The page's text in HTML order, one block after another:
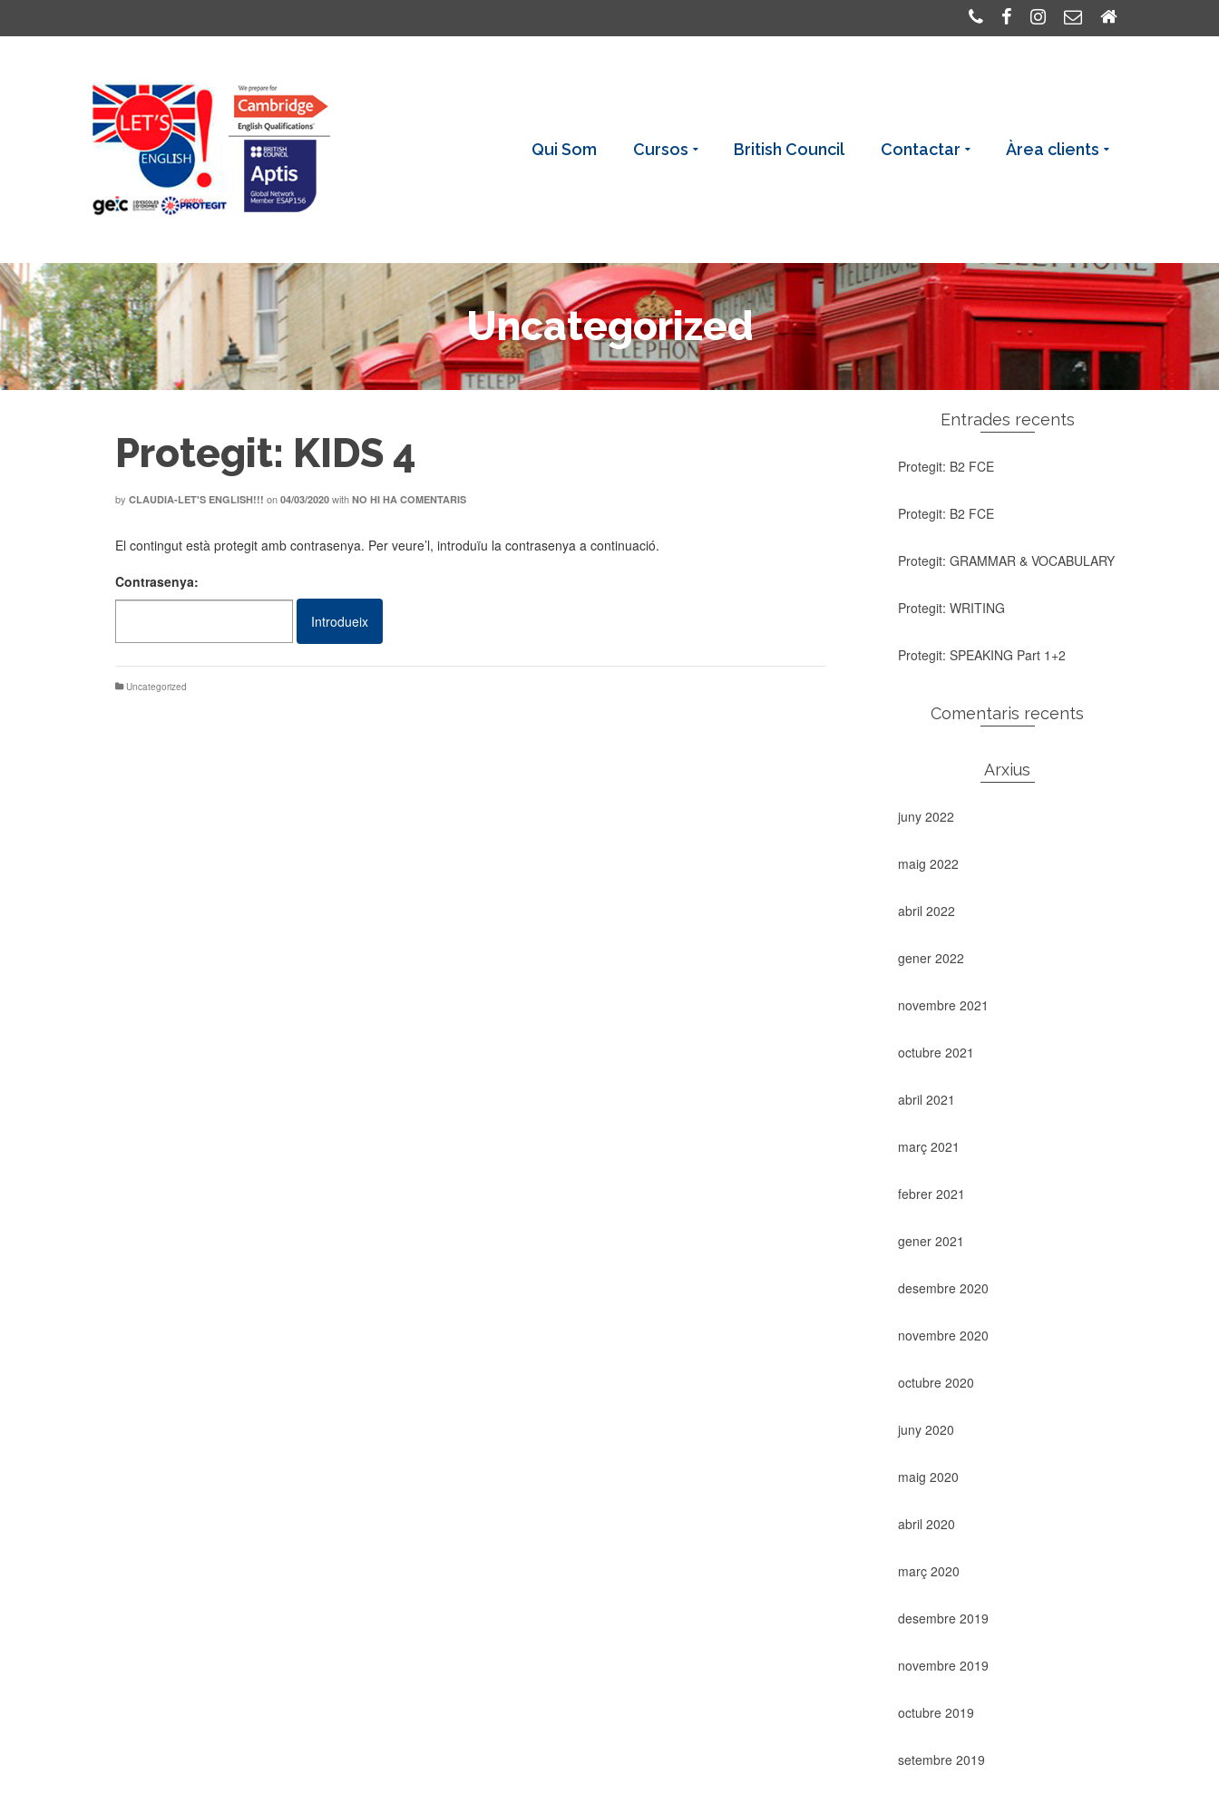
Qui Som Cursos British Council Contactar Àrea clients
Uncategorized
Protegit: KIDS 4
by CLAUDIA-LET'S ENGLISH!!! on 04/03/2020 with NO HI HA COMENTARIS
El contingut està protegit amb contrasenya. Per veure’l, introduïu la contrasenya a continuació.
Contrasenya:
Uncategorized
Entrades recents
Protegit: B2 FCE
Protegit: B2 FCE
Protegit: GRAMMAR & VOCABULARY
Protegit: WRITING
Protegit: SPEAKING Part 1+2
Comentaris recents
Arxius
juny 2022
maig 2022
abril 2022
gener 2022
novembre 2021
octubre 2021
abril 2021
març 2021
febrer 2021
gener 2021
desembre 2020
novembre 2020
octubre 2020
juny 2020
maig 2020
abril 2020
març 2020
desembre 2019
novembre 2019
octubre 2019
setembre 2019